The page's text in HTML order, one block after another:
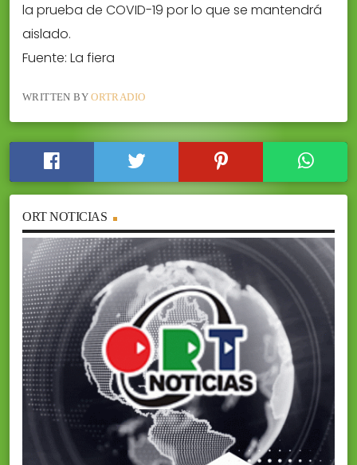
la prueba de COVID-19 por lo que se mantendrá
aislado.
Fuente: La fiera
WRITTEN BYORTRADIO
ORT NOTICIAS